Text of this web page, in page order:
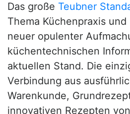
Das große Teubner
Thema Küchenpraxis
neuer opulenter
küchentechnischen
aktuellen Stand. Die
Verbindung aus
Warenkunde,
innovativen Rezepten